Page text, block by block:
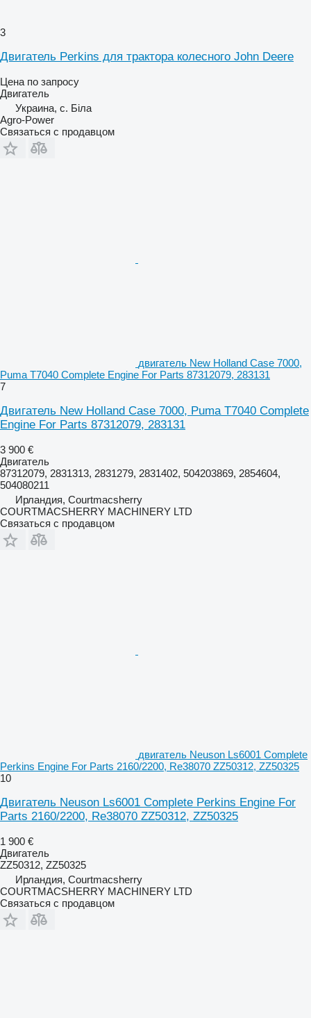
3
Двигатель Perkins для трактора колесного John Deere
Цена по запросу
Двигатель
Украина, с. Біла
Agro-Power
Связаться с продавцом
двигатель New Holland Case 7000,
Puma T7040 Complete Engine For Parts 87312079, 283131
7
Двигатель New Holland Case 7000, Puma T7040 Complete
Engine For Parts 87312079, 283131
3 900 €
Двигатель
87312079, 2831313, 2831279, 2831402, 504203869, 2854604,
504080211
Ирландия, Courtmacsherry
COURTMACSHERRY MACHINERY LTD
Связаться с продавцом
двигатель Neuson Ls6001 Complete
Perkins Engine For Parts 2160/2200, Re38070 ZZ50312, ZZ50325
10
Двигатель Neuson Ls6001 Complete Perkins Engine For
Parts 2160/2200, Re38070 ZZ50312, ZZ50325
1 900 €
Двигатель
ZZ50312, ZZ50325
Ирландия, Courtmacsherry
COURTMACSHERRY MACHINERY LTD
Связаться с продавцом